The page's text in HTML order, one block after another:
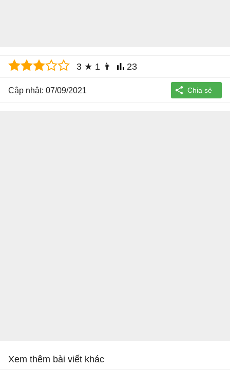
3 ★ 1 👨 23
Cập nhật: 07/09/2021
Xem thêm bài viết khác